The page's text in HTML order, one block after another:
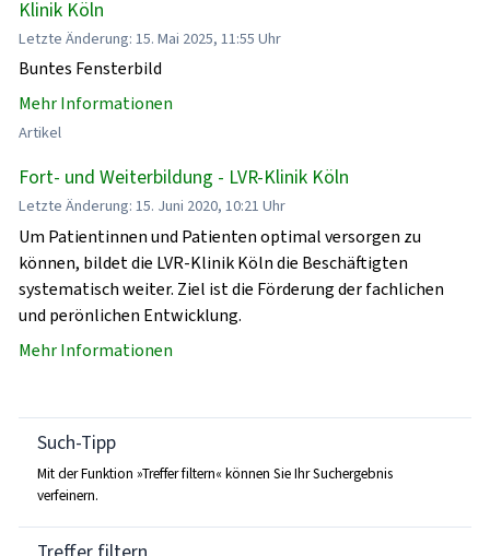
Klinik Köln
Letzte Änderung: 15. Mai 2025, 11:55 Uhr
Buntes Fensterbild
Mehr Informationen
Artikel
Fort- und Weiterbildung - LVR-Klinik Köln
Letzte Änderung: 15. Juni 2020, 10:21 Uhr
Um Patientinnen und Patienten optimal versorgen zu
können, bildet die LVR-Klinik Köln die Beschäftigten
systematisch weiter. Ziel ist die Förderung der fachlichen
und perönlichen Entwicklung.
Mehr Informationen
Such-Tipp
Mit der Funktion »Treffer filtern« können Sie Ihr Suchergebnis
verfeinern.